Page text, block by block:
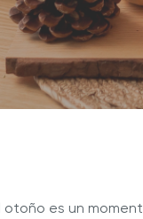
Cocina Novel™
deliciosas
Hy Cite es una
venta directa?
otoño es un